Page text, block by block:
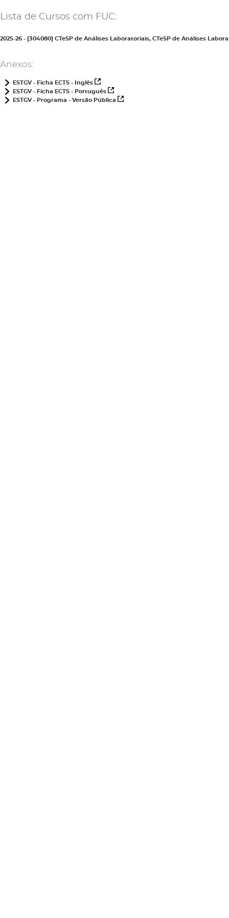
Lista de Cursos com FUC:
2025-26 - [304080] CTeSP de Análises Laboratoriais, CTeSP de Análises
Anexos:
ESTGV - Ficha ECTS - Inglês
ESTGV - Ficha ECTS - Português
ESTGV - Programa - Versão Pública